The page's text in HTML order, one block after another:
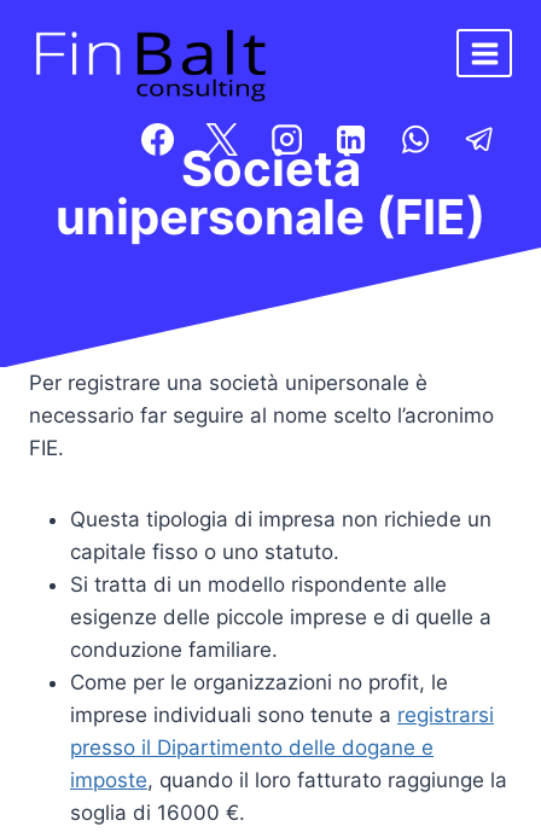
contenuto
Società
unipersonale (FIE)
Per registrare una società unipersonale è
necessario far seguire al nome scelto l’acronimo
FIE.
Questa tipologia di impresa non richiede un
capitale fisso o uno statuto.
Si tratta di un modello rispondente alle
esigenze delle piccole imprese e di quelle a
conduzione familiare.
Come per le organizzazioni no profit, le
imprese individuali sono tenute a registrarsi
presso il Dipartimento delle dogane e
imposte, quando il loro fatturato raggiunge la
soglia di 16000 €.